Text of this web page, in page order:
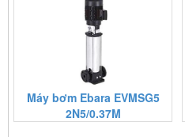
Máy bơm Ebara EVMSG5
2N5/0.37M